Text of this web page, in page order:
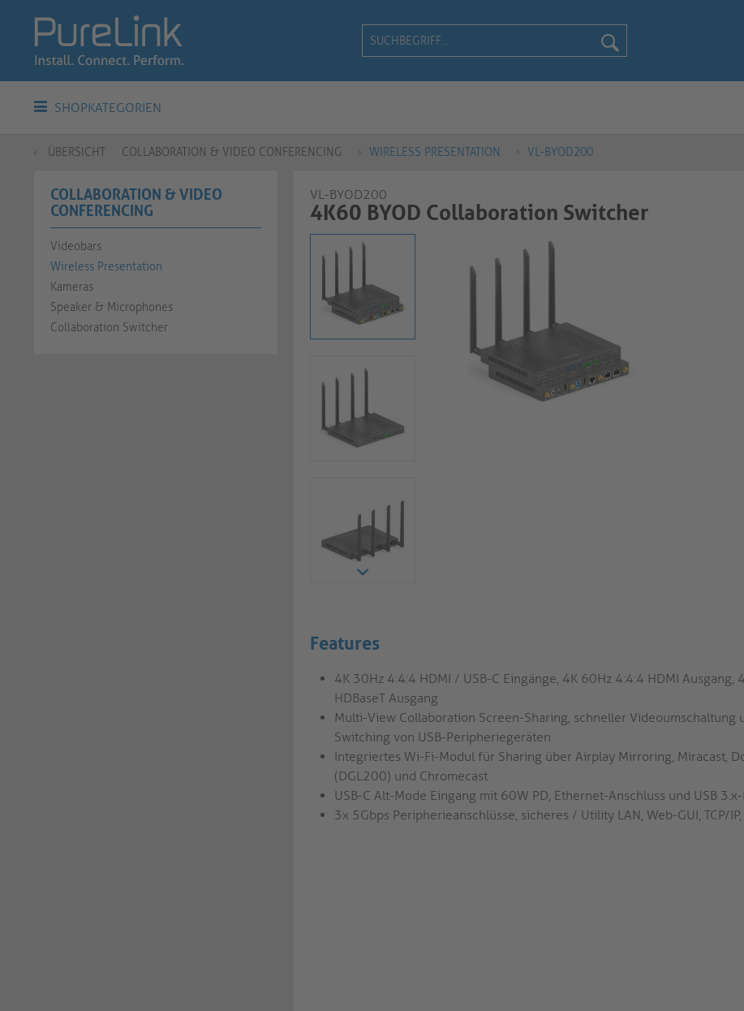
SHOPKATEGORIEN
ÜBERSICHT COLLABORATION & VIDEO CONFERENCING WIRELESS PRESENTATION VL-BYOD200
COLLABORATION & VIDEO
CONFERENCING
Videobars
Wireless Presentation
Kameras
Speaker & Microphones
Collaboration Switcher
VL-BYOD200
4K60 BYOD Collaboration Switcher
Features
4K 30Hz 4:4:4 HDMI / USB-C Eingänge, 4K 60Hz 4:4:4 HDMI Ausgang,
HDBaseT Ausgang
Multi-View Collaboration Screen-Sharing, schneller Videoumschaltung
Switching von USB-Peripheriegeräten
Integriertes Wi-Fi-Modul für Sharing über Airplay Mirroring, Miracast,
(DGL200) und Chromecast
USB-C Alt-Mode Eingang mit 60W PD, Ethernet-Anschluss und USB
3x 5Gbps Peripherieanschlüsse, sicheres / Utility LAN, Web-GUI, TCP/